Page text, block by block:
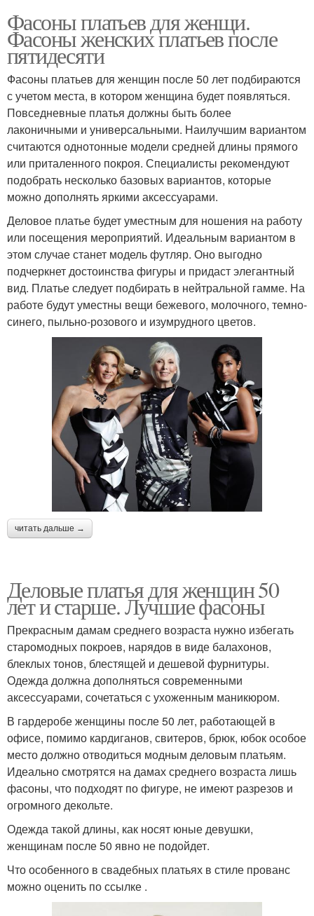
Фасоны платьев для женщи.
Фасоны женских платьев после
пятидесяти
Фасоны платьев для женщин после 50 лет подбираются
с учетом места, в котором женщина будет появляться.
Повседневные платья должны быть более
лаконичными и универсальными. Наилучшим вариантом
считаются однотонные модели средней длины прямого
или приталенного покроя. Специалисты рекомендуют
подобрать несколько базовых вариантов, которые
можно дополнять яркими аксессуарами.
Деловое платье будет уместным для ношения на работу
или посещения мероприятий. Идеальным вариантом в
этом случае станет модель футляр. Оно выгодно
подчеркнет достоинства фигуры и придаст элегантный
вид. Платье следует подбирать в нейтральной гамме. На
работе будут уместны вещи бежевого, молочного, темно-
синего, пыльно-розового и изумрудного цветов.
читать дальше →
Деловые платья для женщин 50
лет и старше. Лучшие фасоны
Прекрасным дамам среднего возраста нужно избегать
старомодных покроев, нарядов в виде балахонов,
блеклых тонов, блестящей и дешевой фурнитуры.
Одежда должна дополняться современными
аксессуарами, сочетаться с ухоженным маникюром.
В гардеробе женщины после 50 лет, работающей в
офисе, помимо кардиганов, свитеров, брюк, юбок особое
место должно отводиться модным деловым платьям.
Идеально смотрятся на дамах среднего возраста лишь
фасоны, что подходят по фигуре, не имеют разрезов и
огромного декольте.
Одежда такой длины, как носят юные девушки,
женщинам после 50 явно не подойдет.
Что особенного в свадебных платьях в стиле прованс
можно оценить по ссылке .